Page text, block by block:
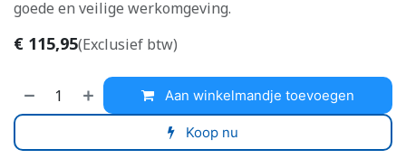
goede en veilige werkomgeving.
€ 115,95(Exclusief btw)
Aan winkelmandje toevoegen
Koop nu